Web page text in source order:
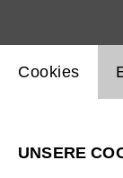
Einstellung
Cookies
UNSERE